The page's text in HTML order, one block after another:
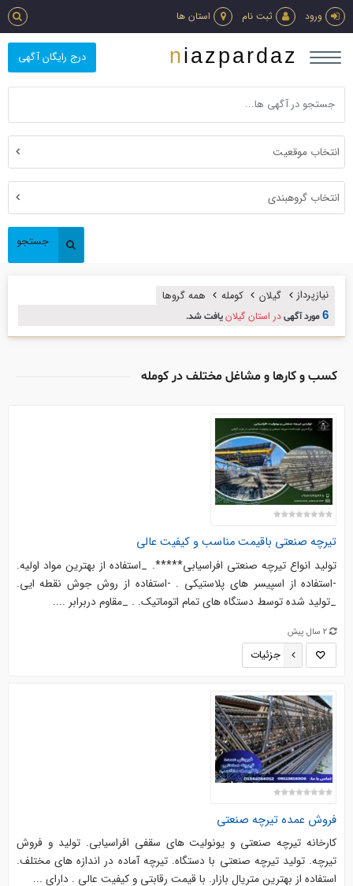
ورود ثبت نام استان ها
درج رایگان آگهی niazpardaz
انتخاب موقعیت
انتخاب گروهبندی
جستجو
نیازپرداز گیلان کومله همه گروها
6مورد آگهیدر استان گیلانیافت شد.
کسب و کارها و مشاغل مختلف در کومله
تیرچه صنعتی باقیمت مناسب و کیفیت عالی
تولید انواع تیرچه صنعتی افراسیابی*****. _استفاده از بهترین مواد اولیه.
-استفاده از اسپیسر های پلاستیکی . -استفاده از روش جوش نقطه ایی.
_تولید شده توسط دستگاه های تمام اتوماتیک. . _مقاوم دربرابر ....
2 سال پیش
جزئیات
فروش عمده تیرچه صنعتی
کارخانه تیرچه صنعتی و یونولیت های سقفی افراسیابی. تولید و فروش
تیرچه. تولید تیرچه صنعتی با دستگاه. تیرچه آماده در اندازه های مختلف.
استفاده از بهترین متریال بازار. با قیمت رقابتی و کیفیت عالی . دارای ...